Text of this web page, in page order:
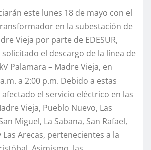
este lunes 18 de mayo con el
en la subestación de
Vieja por parte de EDESUR,
el descargo de la línea de
Palamara – Madre Vieja, en
a 2:00 p.m. Debido a estas
el servicio eléctrico en las
Vieja, Pueblo Nuevo, Las
Miguel, La Sabana, San Rafael,
Arecas, pertenecientes a la